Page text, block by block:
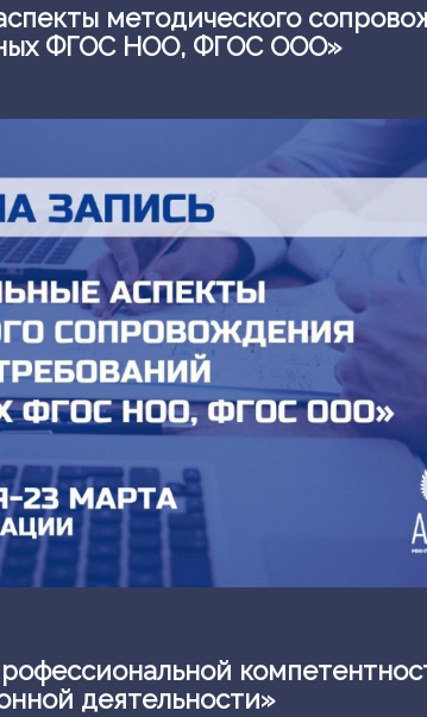
методического
ФГОС НОО, ФГОС ООО»
деятельности»